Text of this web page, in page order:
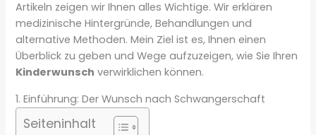
Artikeln zeigen wir Ihnen alles Wichtige. Wir erklären
medizinische Hintergründe, Behandlungen und
alternative Methoden. Mein Ziel ist es, Ihnen einen
Überblick zu geben und Wege aufzuzeigen, wie Sie Ihren
Kinderwunsch verwirklichen können.
1. Einführung: Der Wunsch nach Schwangerschaft
Seiteninhalt